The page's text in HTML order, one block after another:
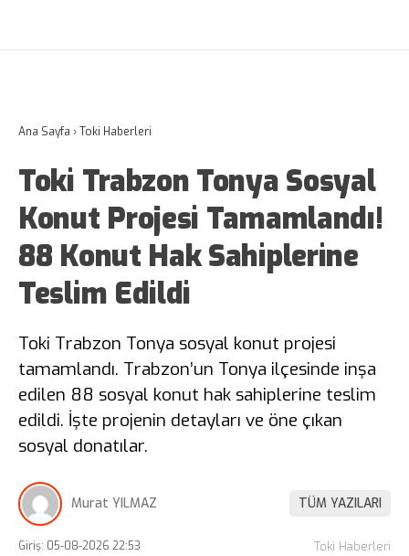
Ana Sayfa ›Toki Haberleri
Toki Trabzon Tonya Sosyal
Konut Projesi Tamamlandı!
88 Konut Hak Sahiplerine
Teslim Edildi
Toki Trabzon Tonya sosyal konut projesi
tamamlandı. Trabzon’un Tonya ilçesinde inşa
edilen 88 sosyal konut hak sahiplerine teslim
edildi. İşte projenin detayları ve öne çıkan
sosyal donatılar.
Murat YILMAZ TÜM YAZILARI
Giriş: 05-08-2026 22:53 Toki Haberleri